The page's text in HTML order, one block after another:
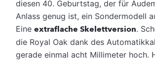
diesen 40. Geburtstag, der für
Anlass genug ist, ein Sondermodell
Eine extraflache Skelettversion.
die Royal Oak dank des
gerade einmal acht Millimeter hoch.